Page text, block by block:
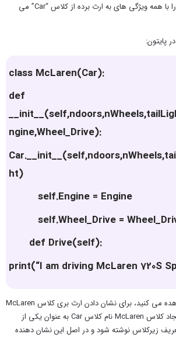
حالا زیرکلاس “McLaren” را با همه ویژگی های به ارث برده از کلاس “Car” می
class McLaren(Car):
def
ngine,Wheel_Drive):
ht)
self.Engine = Engine
self.Wheel_Drive =
def Drive(self):
print(“I am driving McLaren 720S
همانطور که در کد بالا مشاهده می کنید، برای نشان دادن ارث بری کلاس McLaren
از کلاس Car باید هنگام ایجاد کلاس McLaren نام کلاس Car به عنوان یکی از
زیرکلاس نوشته شود و در اصل این نشان دهنده